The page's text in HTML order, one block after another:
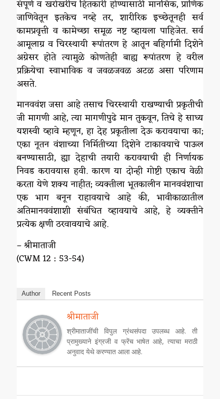
संपूर्ण व खरोखरीच हितकारी होण्यासाठी मानसिक, प्राणिक
जाणिवेतून इतकेच नव्हे तर, शारीरिक इच्छेतूनही सर्व
कामप्रवृत्ती व कामेच्छा समूळ नष्ट व्हायला पाहिजेत. सर्व
आमूलाग्र व चिरस्थायी रूपांतरण हे आतून बहिर्गामी दिशेने
अग्रेसर होते त्यामुळे कोणतेही बाह्य रूपांतरण हे वरील
प्रक्रियेचा स्वाभाविक व जवळजवळ अटळ असा परिणाम
असते.
मानववंश जसा आहे तसाच चिरस्थायी राखण्याची प्रकृतीची
जी मागणी आहे, त्या मागणीपुढे मान तुकवून, तिचे हे साध्य
यशस्वी व्हावे म्हणून, हा देह प्रकृतीला देऊ करावयाचा का;
एका नूतन वंशाच्या निर्मितीच्या दिशेने टाकावयाचे पाऊल
बनण्यासाठी, ह्या देहाची तयारी करावयाची ही निर्णायक
निवड करावयास हवी. कारण या दोन्ही गोष्टी एकाच वेळी
करता येणे शक्य नाहीत; व्यक्तीला भूतकालीन मानववंशाचा
एक भाग बनून राहावयाचे आहे की, भावीकाळातील
अतिमानववंशाशी संबंधित व्हावयाचे आहे, हे व्यक्तीने
प्रत्येक क्षणी ठरवावयाचे आहे.
– श्रीमाताजी
(CWM 12 : 53-54)
Author Recent Posts
श्रीमाताजी
श्रीमाताजींची विपुल ग्रंथसंपदा उपलब्ध आहे. ती
प्रामुख्याने इंग्रजी व फ्रेंच भाषेत आहे, त्याचा मराठी
अनुवाद येथे करण्यात आला आहे.